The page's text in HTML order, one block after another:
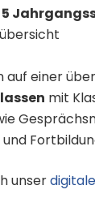
5
auf einer
mit
unser